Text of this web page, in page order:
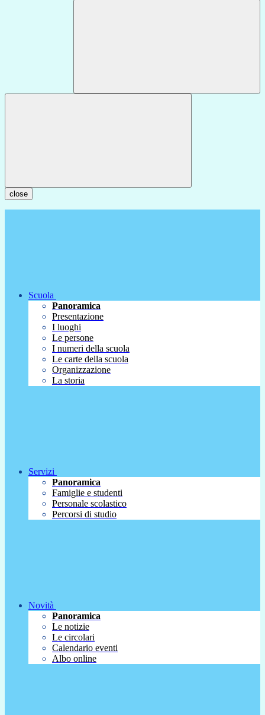
close
Scuola
Panoramica
Presentazione
I luoghi
Le persone
I numeri della scuola
Le carte della scuola
Organizzazione
La storia
Servizi
Panoramica
Famiglie e studenti
Personale scolastico
Percorsi di studio
Novità
Panoramica
Le notizie
Le circolari
Calendario eventi
Albo online